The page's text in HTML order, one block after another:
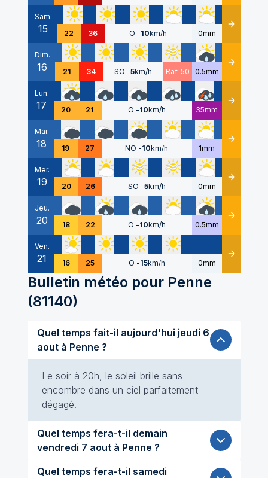
Sam.
15 22 36 O -10km/h 0mm Détails
Dim.
16 21 34 SO -5km/h Raf. 50 0.5mm Détails
Lun.
17 20 21 O -10km/h 35mm Détails
Mar.
18 19 27 NO -10km/h 1mm Détails
Mer.
19 20 26 SO -5km/h 0mm Détails
Jeu.
20 18 22 O -10km/h 0.5mm Détails
Ven.
21 16 25 O -15km/h 0mm Détails
Bulletin météo pour Penne
(81140)
Quel temps fait-il aujourd'hui jeudi 6
aout à Penne ?
Le soir à 20h, le soleil brille sans
encombre dans un ciel parfaitement
dégagé.
Quel temps fera-t-il demain
vendredi 7 aout à Penne ?
Quel temps fera-t-il samedi